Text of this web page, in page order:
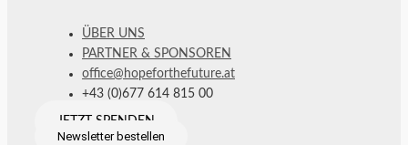
ÜBER UNS
PARTNER & SPONSOREN
office@hopeforthefuture.at
+43 (0)677 614 815 00
JETZT SPENDEN
Newsletter bestellen